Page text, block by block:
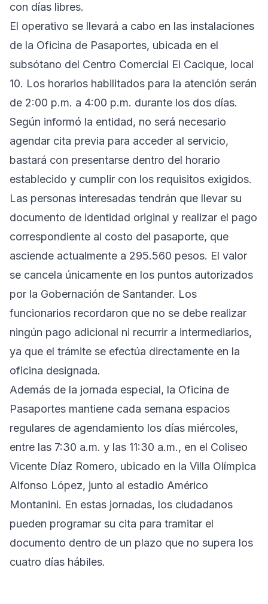
con días libres.
El operativo se llevará a cabo en las instalaciones
de la Oficina de Pasaportes, ubicada en el
subsótano del Centro Comercial El Cacique, local
10. Los horarios habilitados para la atención serán
de 2:00 p.m. a 4:00 p.m. durante los dos días.
Según informó la entidad, no será necesario
agendar cita previa para acceder al servicio,
bastará con presentarse dentro del horario
establecido y cumplir con los requisitos exigidos.
Las personas interesadas tendrán que llevar su
documento de identidad original y realizar el pago
correspondiente al costo del pasaporte, que
asciende actualmente a 295.560 pesos. El valor
se cancela únicamente en los puntos autorizados
por la Gobernación de Santander. Los
funcionarios recordaron que no se debe realizar
ningún pago adicional ni recurrir a intermediarios,
ya que el trámite se efectúa directamente en la
oficina designada.
Además de la jornada especial, la Oficina de
Pasaportes mantiene cada semana espacios
regulares de agendamiento los días miércoles,
entre las 7:30 a.m. y las 11:30 a.m., en el Coliseo
Vicente Díaz Romero, ubicado en la Villa Olímpica
Alfonso López, junto al estadio Américo
Montanini. En estas jornadas, los ciudadanos
pueden programar su cita para tramitar el
documento dentro de un plazo que no supera los
cuatro días hábiles.